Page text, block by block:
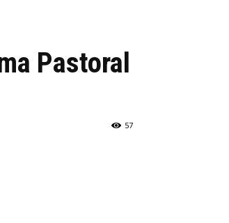
Pastoral
57